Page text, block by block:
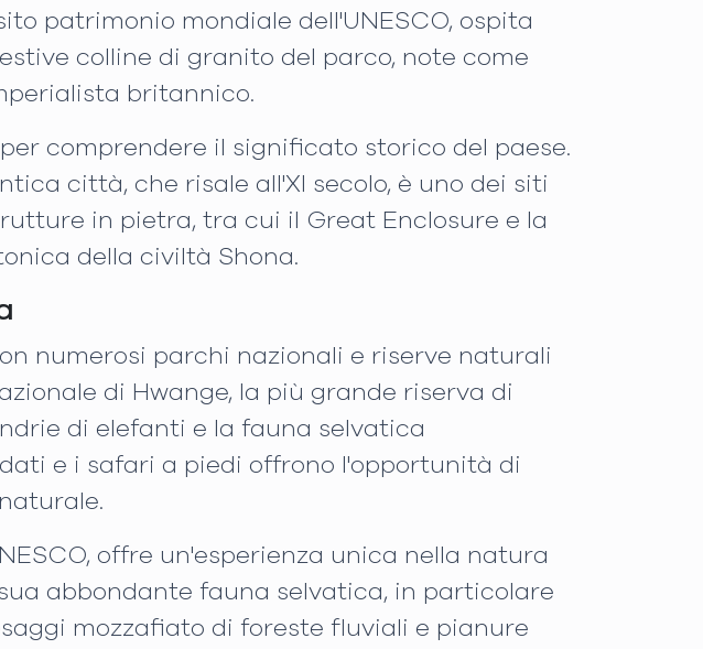
patrimonio mondiale dell'UNESCO, ospita
colline di granito del parco, note come
britannico.
comprendere il significato storico del paese.
città, che risale all'XI secolo, è uno dei siti
in pietra, tra cui il Great Enclosure e la
della civiltà Shona.
numerosi parchi nazionali e riserve naturali
di Hwange, la più grande riserva di
di elefanti e la fauna selvatica
e i safari a piedi offrono l'opportunità di
offre un'esperienza unica nella natura
abbondante fauna selvatica, in particolare
mozzafiato di foreste fluviali e pianure